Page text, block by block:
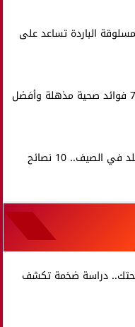
الباردة تساعد على
التين الشوكي.. 7 فوائد صحية مذهلة وأفضل
احذر التهابات الجلد في الصيف.. 10 نصائح
دراسة ضخمة تكشف